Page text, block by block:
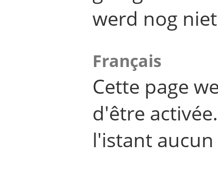
werd nog
Français
Cette page
d'être
l'istant